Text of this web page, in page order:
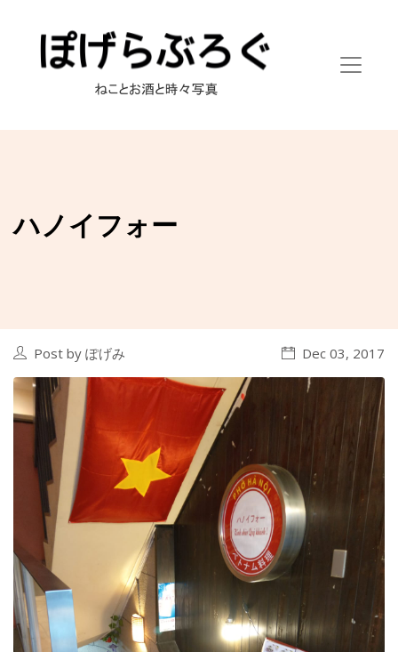
ハノイフォー
Post by ぽげみ Dec 03, 2017